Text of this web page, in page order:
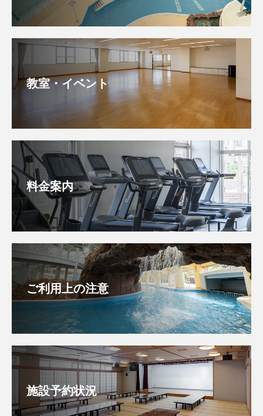
教室・イベント
料金案内
ご利用上の注意
施設予約状況